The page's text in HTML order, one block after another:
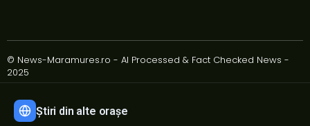
© News-Maramures.ro - AI Processed & Fact Checked News -
2025
Știri din alte orașe